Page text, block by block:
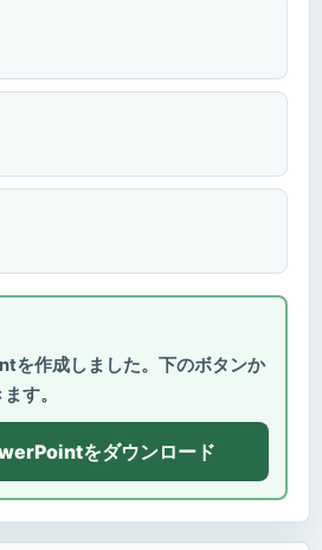
を作成しました。下のボタンか
す。
をダウンロード